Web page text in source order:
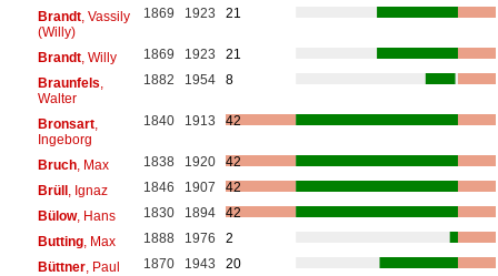
Brandt, Vassily
(Willy)
1869 1923 21
Brandt, Willy 1869 1923
21
Braunfels
Walter
1882 1954 8
Bronsart,
Ingeborg
1840 1913 42
Bruch, Max 1838 1920
42
Brüll, Ignaz 1846 1907
42
Bülow, Hans 1830 1894
42
Butting, Max 1888 1976
2
Büttner, Paul 1870 1943
20